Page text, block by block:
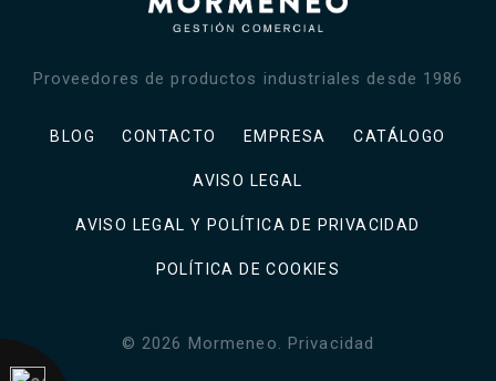
Proveedores de productos industriales desde 1986
BLOG CONTACTO EMPRESA CATÁLOGO
AVISO LEGAL
AVISO LEGAL Y POLÍTICA DE PRIVACIDAD
POLÍTICA DE COOKIES
©2026 Mormeneo. Privacidad